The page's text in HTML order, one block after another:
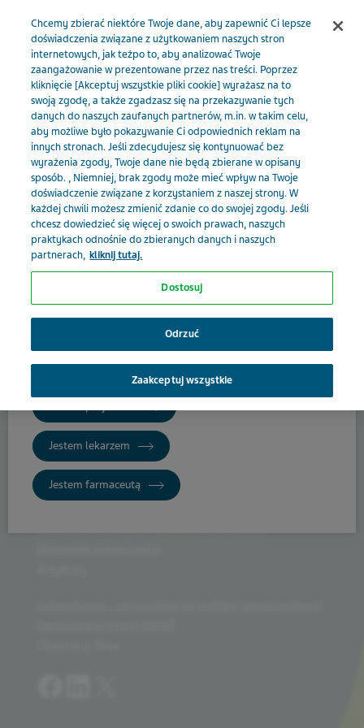
Menu
Wejdź jednorazowo za pomocą numeru
PWZ.
Numer PWZ (Wymagane )
Dla bardziej spersonalizowanych treści, zarejestruj się
w Tevamed
Wejdź jednorazowo za pomocą numeru PWZ
TevaMed
Warunki korzystania z serwisu
Wybierz swoją specjalizację, żeby
otrzymywać spersonalizowane
treści
Jestem lekarzem
Jestem farmaceutą
Chcemy zbierać niektóre Twoje dane, aby zapewnić Ci lepsze
doświadczenia związane z użytkowaniem naszych stron
internetowych, jak teżpo to, aby analizować Twoje
zaangażowanie w prezentowane przez nas treści. Poprzez
kliknięcie [Akceptuj wszystkie pliki cookie] wyrażasz na to
swoją zgodę, a także zgadzasz się na przekazywanie tych
danych do naszych zaufanych partnerów, m.in. w takim celu,
aby możliwe było pokazywanie Ci odpowiednich reklam na
innych stronach. Jeśli zdecydujesz się kontynuować bez
wyrażenia zgody, Twoje dane nie będą zbierane w opisany
sposób. , Niemniej, brak zgody może mieć wpływ na Twoje
doświadczenie związane z korzystaniem z naszej strony. W
każdej chwili możesz zmienić zdanie co do swojej zgody. Jeśli
chcesz dowiedzieć się więcej o swoich prawach, naszych
praktykach odnośnie do zbieranych danych i naszych
partnerach, kliknij tutaj.
Dostosuj
Odrzuć
Zaakceptuj wszystkie